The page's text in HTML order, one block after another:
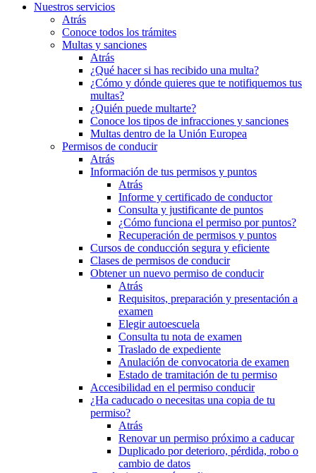
Nuestros servicios
Atrás
Conoce todos los trámites
Multas y sanciones
Atrás
¿Qué hacer si has recibido una multa?
¿Cómo y dónde quieres que te notifiquemos tus
multas?
¿Quién puede multarte?
Conoce los tipos de infracciones y sanciones
Multas dentro de la Unión Europea
Permisos de conducir
Atrás
Información de tus permisos y puntos
Atrás
Informe y certificado de conductor
Consulta y justificante de puntos
¿Cómo funciona el permiso por puntos?
Recuperación de permisos y puntos
Cursos de conducción segura y eficiente
Clases de permisos de conducir
Obtener un nuevo permiso de conducir
Atrás
Requisitos, preparación y presentación a
examen
Elegir autoescuela
Consulta tu nota de examen
Traslado de expediente
Anulación de convocatoria de examen
Estado de tramitación de tu permiso
Accesibilidad en el permiso conducir
¿Ha caducado o necesitas una copia de tu
permiso?
Atrás
Renovar un permiso próximo a caducar
Duplicado por deterioro, pérdida, robo o
cambio de datos